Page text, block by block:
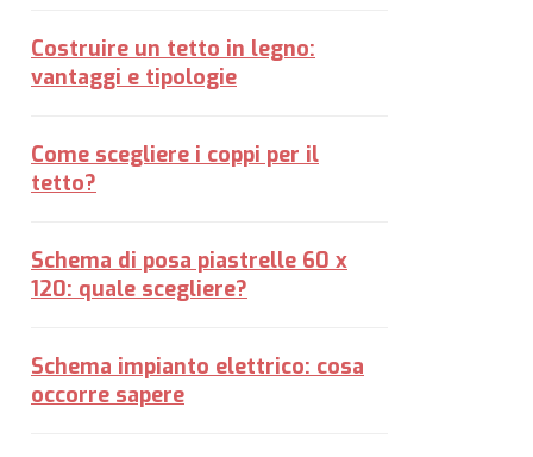
Costruire un tetto in legno:
vantaggi e tipologie
Come scegliere i coppi per il
tetto?
Schema di posa piastrelle 60 x
120: quale scegliere?
Schema impianto elettrico: cosa
occorre sapere